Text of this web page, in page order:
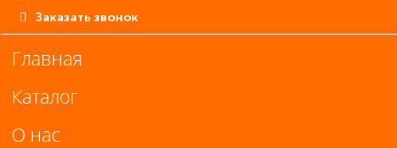
Заказать звонок
Главная
Каталог
О нас